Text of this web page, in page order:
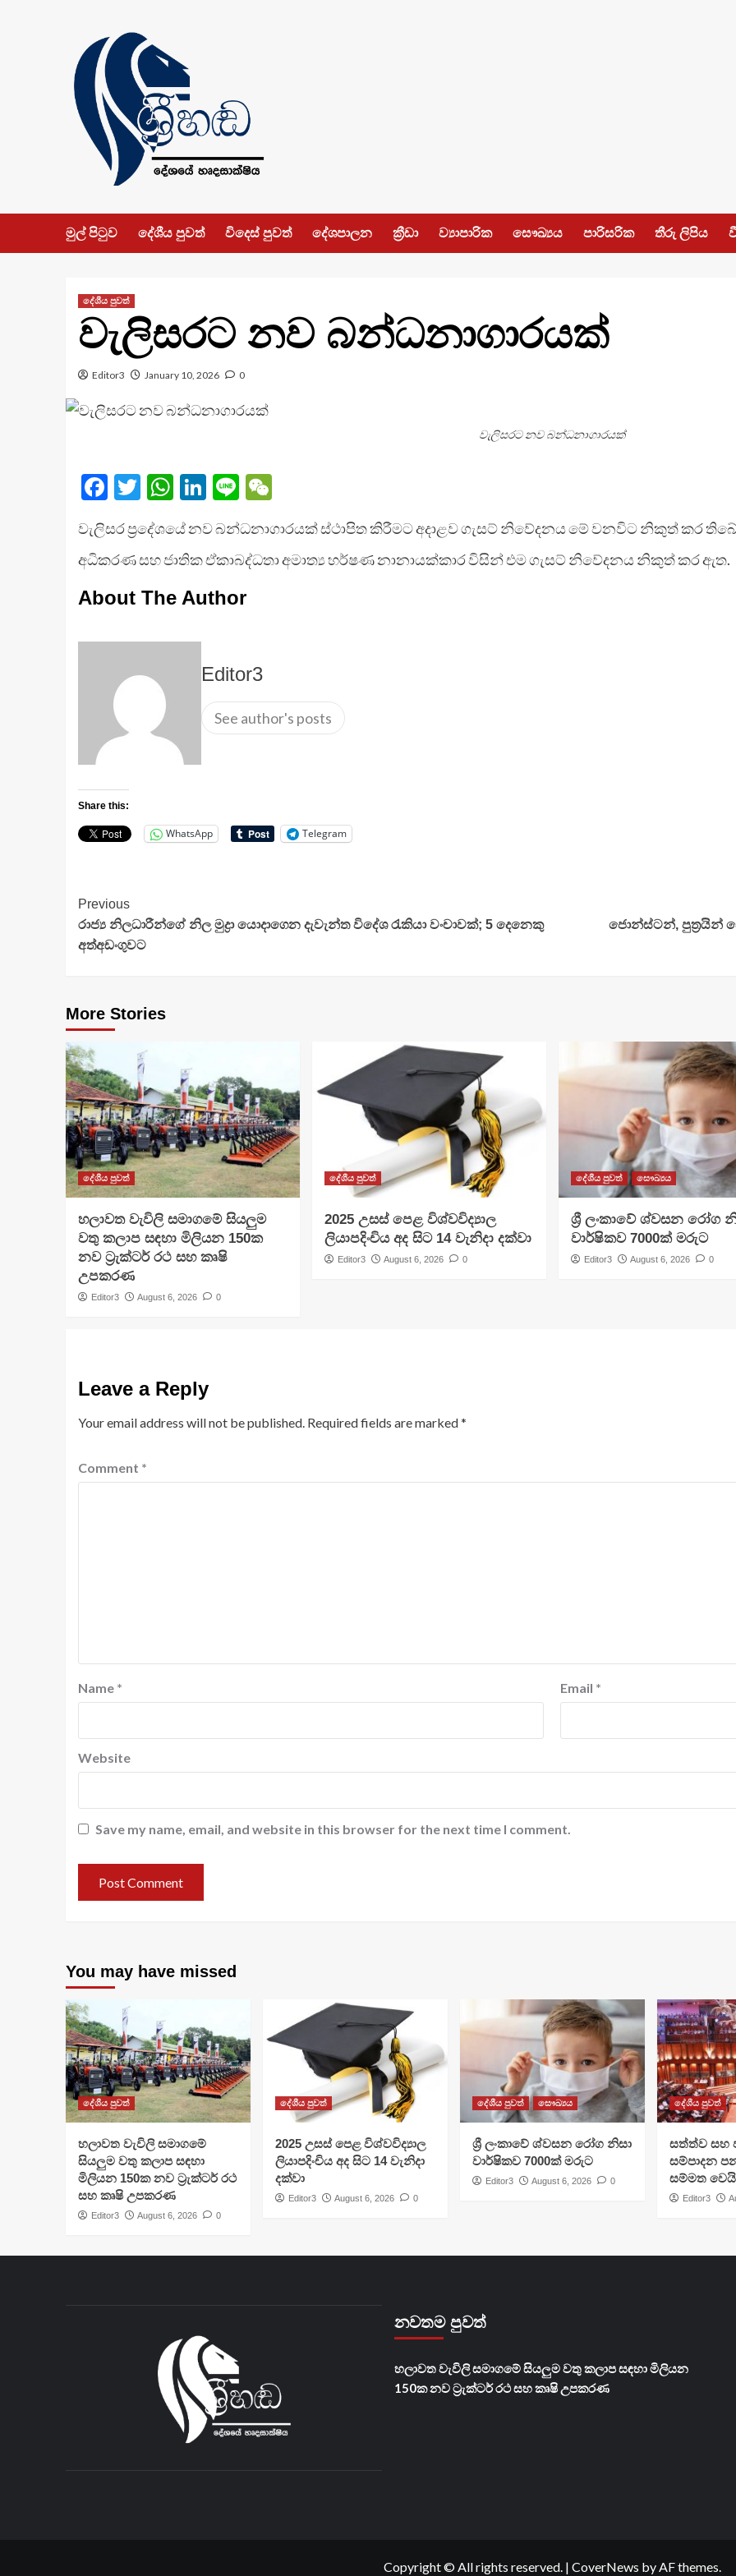
මුල් පිටුව දේශීය පුවත් විදෙස් පුවත් දේශපාලන ක්‍රීඩා ව්‍යාපාරික සෞඛ්‍යය පාරිසරික තීරු ලිපිය
දේශීය පුවත්
වැලිසරට නව බන්ධනාගාරයක්
Editor3 January 10, 2026 0
වැලිසරට නව බන්ධනාගාරයක්
Facebook
Twitter
WhatsApp
LinkedIn
LineWeChat
වැලිසර ප්‍රදේශයේ නව බන්ධනාගාරයක් ස්ථාපිත කිරීමට අදාළව ගැසට් නිවේදනය මේ වනවිට නිකුත් කර
අධිකරණ සහ ජාතික ඒකාබද්ධතා අමාත්‍ය හර්ෂණ නානායක්කාර විසින් එම ගැසට් නිවේදනය නිකුත් කර ඇත.
About The Author
Editor3
See author's posts
Share this:
WhatsApp Telegram
Continue
Reading
Previous
රාජ්‍ය නිලධාරීන්ගේ නිල මුද්‍රා යොදාගෙන දැවැන්ත විදේශ රැකියා වංචාවක්; 5 දෙනෙකු
අත්අඩංගුවට
ජොන්ස්ටන්, පුත්‍රයින්
More Stories
දේශීය පුවත්
හලාවත වැවිලි සමාගමේ සියලුම
වතු කලාප සඳහා මිලියන 150ක
නව ට්‍රැක්ටර් රථ සහ කෘෂි
උපකරණ
Editor3 August 6, 2026 0
දේශීය පුවත්
​2025 උසස් පෙළ විශ්වවිද්‍යාල
ලියාපදිංචිය අද සිට 14 වැනිදා දක්වා
Editor3 August 6, 2026 0
දේශීය පුවත් සෞඛ්‍යය
ශ්‍රී ලංකාවේ ශ්වසන රෝග
වාර්ෂිකව 7000ක් මරුට
Editor3 August 6, 2026 0
Leave a Reply
Your email address will not be published. Required fields are marked*
Comment *
Name * Email *
Website
Save my name, email, and website in this browser for the next time I comment.
You may have missed
දේශීය පුවත්
හලාවත වැවිලි සමාගමේ
සියලුම වතු කලාප සඳහා
මිලියන 150ක නව ට්‍රැක්ටර් රථ
සහ කෘෂි උපකරණ
Editor3 August 6, 2026 0
දේශීය පුවත්
​2025 උසස් පෙළ විශ්වවිද්‍යාල
ලියාපදිංචිය අද සිට 14 වැනිදා
දක්වා
Editor3 August 6, 2026 0
දේශීය පුවත් සෞඛ්‍යය
ශ්‍රී ලංකාවේ ශ්වසන රෝග නිසා
වාර්ෂිකව 7000ක් මරුට
Editor3 August 6, 2026 0
දේශීය පුවත්
සත්ත්ව සහ
සම්පාදන
සම්මත වෙයි
Editor3
නවතම පුවත්
හලාවත වැවිලි සමාගමේ සියලුම වතු කලාප සඳහා මිලියන
150ක නව ට්‍රැක්ටර් රථ සහ කෘෂි උපකරණ
Copyright © All rights reserved. | CoverNews by AF themes.